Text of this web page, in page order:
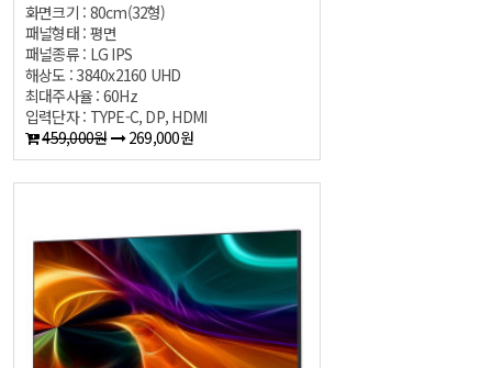
화면크기 : 80cm(32형)
패널형태 : 평면
패널종류 : LG IPS
해상도 : 3840x2160 UHD
최대주사율 : 60Hz
입력단자 : TYPE-C, DP, HDMI
459,000원
269,000원